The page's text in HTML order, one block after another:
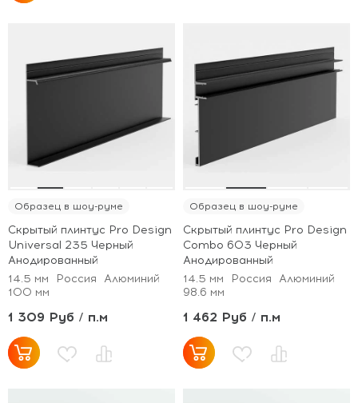
Образец в шоу-руме
Скрытый плинтус Pro Design
Universal 235 Черный
Анодированный
14.5 мм
Россия Алюминий
100 мм
1 309 Руб / п.м
Образец в шоу-руме
Скрытый плинтус Pro Design
Combo 603 Черный
Анодированный
14.5 мм
Россия Алюминий
98.6 мм
1 462 Руб / п.м